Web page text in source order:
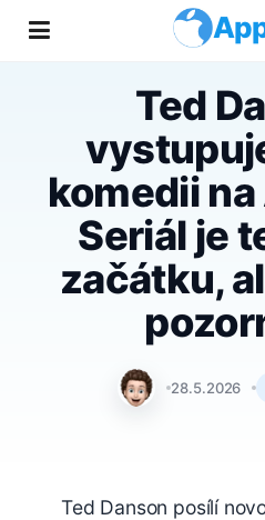
Ted
komedii
Seriál je
začátku,
Matyáš Kozák
28.5.2026
Ted Danson posílí